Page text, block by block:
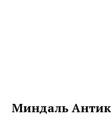
Миндаль Антик